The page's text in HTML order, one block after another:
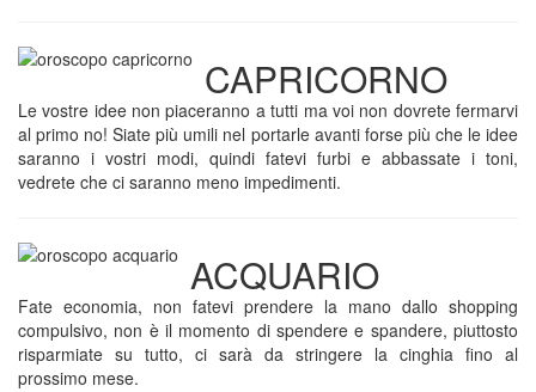
CAPRICORNO
Le vostre idee non piaceranno a tutti ma voi non dovrete fermarvi
al primo no! Siate più umili nel portarle avanti forse più che le idee
saranno i vostri modi, quindi fatevi furbi e abbassate i toni,
vedrete che ci saranno meno impedimenti.
ACQUARIO
Fate economia, non fatevi prendere la mano dallo shopping
compulsivo, non è il momento di spendere e spandere, piuttosto
risparmiate su tutto, ci sarà da stringere la cinghia fino al
prossimo mese.